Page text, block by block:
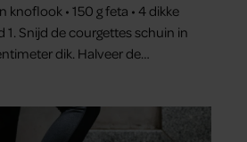
knoflook • 150 g feta • 4 dikke
Snijd de courgettes schuin in
dik. Halveer de